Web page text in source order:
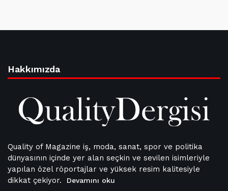
Hakkımızda
Quality of Magazine iş, moda, sanat, spor ve politika
dünyasının içinde yer alan seçkin ve sevilen isimleriyle
yapılan özel röportajlar ve yüksek resim kalitesiyle
dikkat çekiyor.
Devamını oku